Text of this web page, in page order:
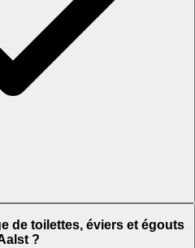
de toilettes, éviers et égouts
?